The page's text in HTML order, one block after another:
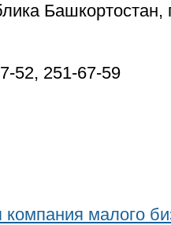
52, 251-67-59
малого